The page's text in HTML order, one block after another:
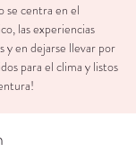
se centra en el
las experiencias
y en dejarse llevar por
para el clima y listos